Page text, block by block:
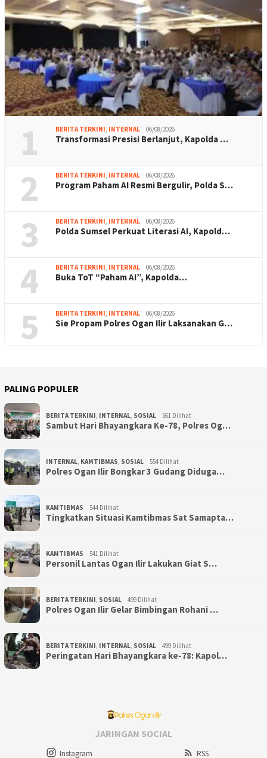
1 BERITA TERKINI, INTERNAL 06/08/2026
Transformasi Presisi Berlanjut, Kapolda …
2 BERITA TERKINI, INTERNAL 06/08/2026
Program Paham AI Resmi Bergulir, Polda S…
3 BERITA TERKINI, INTERNAL 06/08/2026
Polda Sumsel Perkuat Literasi AI, Kapold…
4 BERITA TERKINI, INTERNAL 06/08/2026
Buka ToT “Paham AI”, Kapolda…
5 BERITA TERKINI, INTERNAL 06/08/2026
Sie Propam Polres Ogan Ilir Laksanakan G…
PALING POPULER
BERITA TERKINI, INTERNAL, SOSIAL 561 Dilihat
Sambut Hari Bhayangkara Ke-78, Polres Og…
INTERNAL, KAMTIBMAS, SOSIAL 554 Dilihat
Polres Ogan Ilir Bongkar 3 Gudang Diduga…
KAMTIBMAS 544 Dilihat
Tingkatkan Situasi Kamtibmas Sat Samapta…
KAMTIBMAS 541 Dilihat
Personil Lantas Ogan Ilir Lakukan Giat S…
BERITA TERKINI, SOSIAL 499 Dilihat
Polres Ogan Ilir Gelar Bimbingan Rohani …
BERITA TERKINI, INTERNAL, SOSIAL 499 Dilihat
Peringatan Hari Bhayangkara ke-78: Kapol…
JARINGAN SOCIAL
Instagram RSS